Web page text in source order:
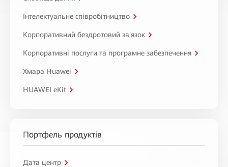
Інтелектуальне співробітництво
Корпоративний бездротовий зв'язок
Корпоративні послуги та програмне забезпечення
Хмара Huawei
HUAWEI eKit
Портфель продуктів
Дата центр